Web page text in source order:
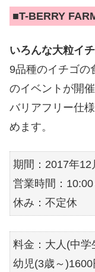
■T-BERRY
いろんな大粒イ
9品種のイチゴの
のイベントが開
バリアフリー仕
めます。
期間：2017年12
営業時間：
休み：不定休
料金：大人(中学
幼児(3歳～